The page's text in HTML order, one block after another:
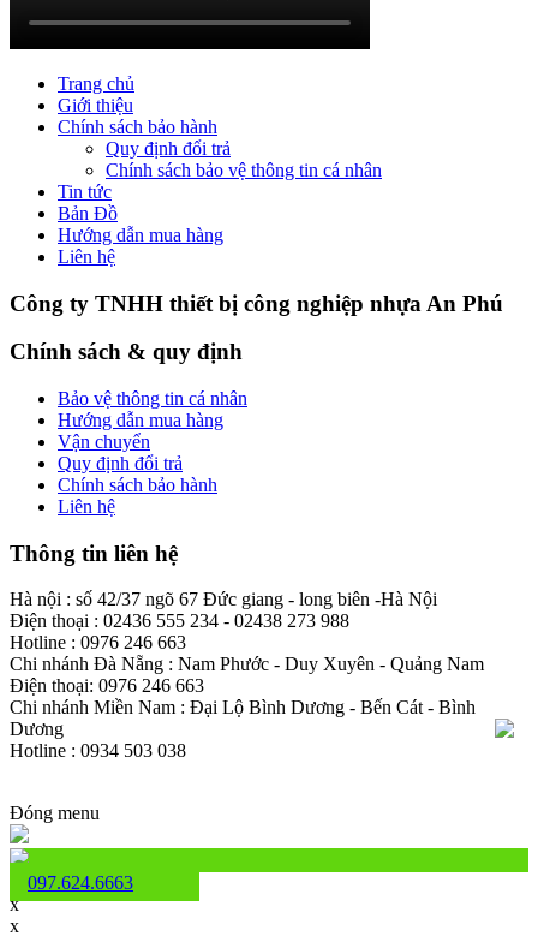
Trang chủ
Giới thiệu
Chính sách bảo hành
Quy định đổi trả
Chính sách bảo vệ thông tin cá nhân
Tin tức
Bản Đồ
Hướng dẫn mua hàng
Liên hệ
Công ty TNHH thiết bị công nghiệp nhựa An Phú
Chính sách & quy định
Bảo vệ thông tin cá nhân
Hướng dẫn mua hàng
Vận chuyển
Quy định đổi trả
Chính sách bảo hành
Liên hệ
Thông tin liên hệ
Hà nội : số 42/37 ngõ 67 Đức giang - long biên -Hà Nội
Điện thoại : 02436 555 234 - 02438 273 988
Hotline : 0976 246 663
Chi nhánh Đà Nẵng : Nam Phước - Duy Xuyên - Quảng Nam
Điện thoại: 0976 246 663
Chi nhánh Miền Nam : Đại Lộ Bình Dương - Bến Cát - Bình
Dương
Hotline : 0934 503 038
Đóng menu
097.624.6663
x
x